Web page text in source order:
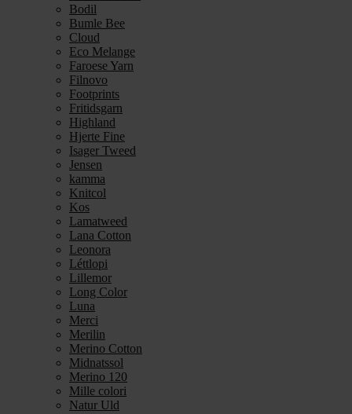
Bodil
Bumle Bee
Cloud
Eco Melange
Faroese Yarn
Filnovo
Footprints
Fritidsgarn
Highland
Hjerte Fine
Isager Tweed
Jensen
kamma
Knitcol
Kos
Lamatweed
Lana Cotton
Leonora
Léttlopi
Lillemor
Long Color
Luna
Merci
Merilin
Merino Cotton
Midnatssol
Merino 120
Mille colori
Natur Uld